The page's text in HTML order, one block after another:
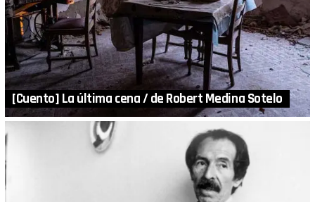
[Cuento] La última cena / de Robert Medina Sotelo